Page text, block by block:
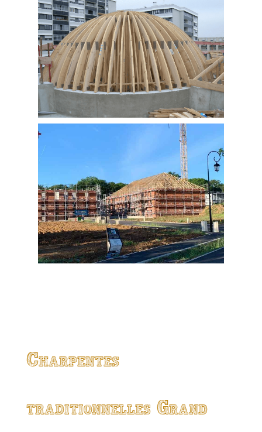
Charpentes
traditionnelles Grand